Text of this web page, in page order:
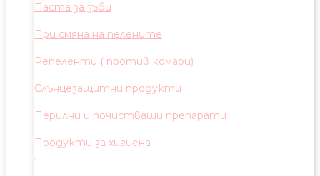
Паста за зъби
При смяна на пелените
Репеленти ( против комари)
Слънцезащитни продукти
Перилни и почистващи препарати
Продукти за хигиена